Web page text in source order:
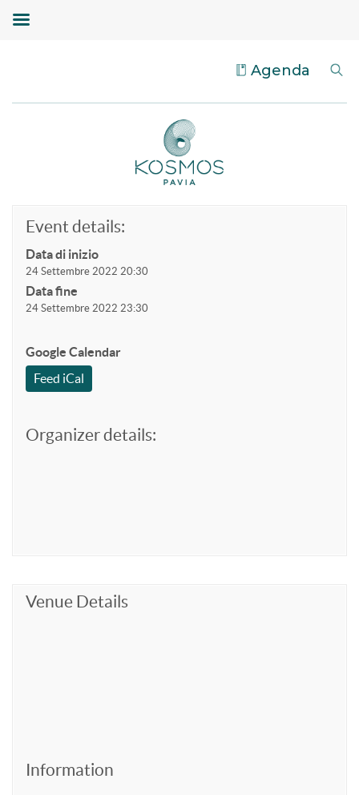
Agenda
Event details:
Data di inizio
24 Settembre 2022 20:30
Data fine
24 Settembre 2022 23:30
Google Calendar
Feed iCal
Organizer details:
Venue Details
Information